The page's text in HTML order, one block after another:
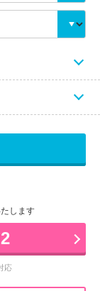
します
応